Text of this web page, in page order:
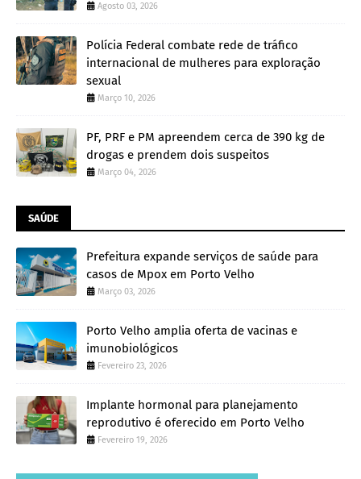
Agosto 03, 2026
Polícia Federal combate rede de tráfico
internacional de mulheres para exploração
sexual
Março 10, 2026
PF, PRF e PM apreendem cerca de 390 kg de
drogas e prendem dois suspeitos
Março 04, 2026
SAÚDE
Prefeitura expande serviços de saúde para
casos de Mpox em Porto Velho
Março 03, 2026
Porto Velho amplia oferta de vacinas e
imunobiológicos
Fevereiro 23, 2026
Implante hormonal para planejamento
reprodutivo é oferecido em Porto Velho
Fevereiro 19, 2026